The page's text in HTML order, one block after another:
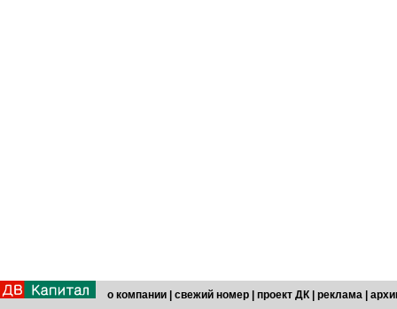
о компании свежий номер проект ДК реклама